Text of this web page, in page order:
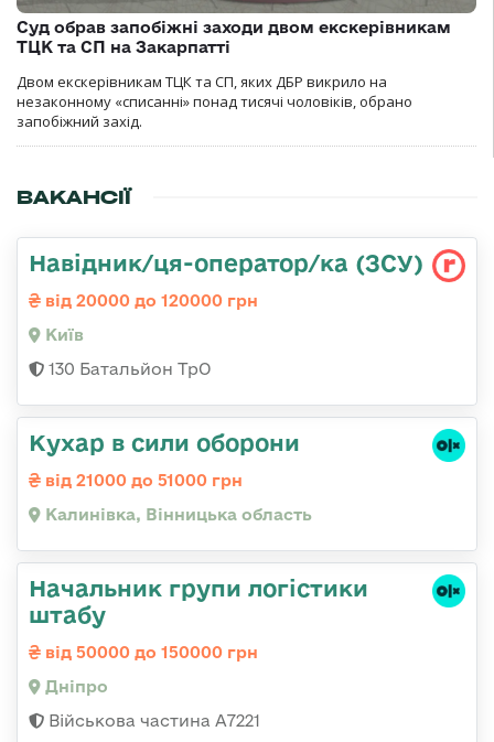
Суд обрав запобіжні заходи двом екскерівникам
ТЦК та СП на Закарпатті
Двом екскерівникам ТЦК та СП, яких ДБР викрило на
незаконному «списанні» понад тисячі чоловіків, обрано
запобіжний захід.
ВАКАНСІЇ
Навідник/ця-оператор/ка (ЗСУ)
від 20000 до 120000 грн
Київ
130 Батальйон ТрО
Кухар в сили оборони
від 21000 до 51000 грн
Калинівка, Вінницька область
Начальник групи логістики
штабу
від 50000 до 150000 грн
Дніпро
Військова частина А7221